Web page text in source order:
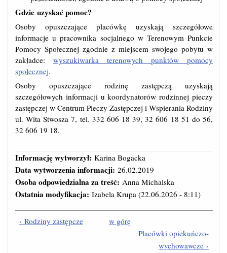
Gdzie uzyskać pomoc?
Osoby opuszczające placówkę uzyskają szczegółowe
informacje u pracownika socjalnego w Terenowym Punkcie
Pomocy Społecznej zgodnie z miejscem swojego pobytu w
zakładce: wyszukiwarka terenowych punktów pomocy
społecznej.
Osoby opuszczające rodzinę zastępczą uzyskają
szczegółowych informacji u koordynatorów rodzinnej pieczy
zastępczej w Centrum Pieczy Zastępczej i Wspierania Rodziny
ul. Wita Stwosza 7, tel. 332 606 18 39, 32 606 18 51 do 56,
32 606 19 18.
Informację wytworzył: Karina Bogacka
Data wytworzenia informacji: 26.02.2019
Osoba odpowiedzialna za treść: Anna Michalska
Ostatnia modyfikacja: Izabela Krupa (22.06.2026 - 8:11)
‹ Rodziny zastępcze
w górę
Placówki opiekuńczo-
wychowawcze ›